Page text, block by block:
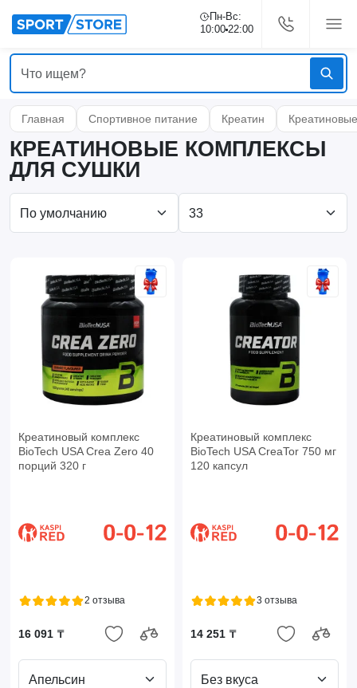
Пн-Вс:
10:00 22:00
Главная Спортивное питание Креатин
КРЕАТИНОВЫЕ КОМПЛЕКСЫ
ДЛЯ СУШКИ
Креатиновый комплекс
BioTech USA Crea Zero 40
порций 320 г
2 отзыва
16 091 ₸
Апельсин
Креатиновый комплекс
BioTech USA CreaTor 750 мг
120 капсул
3 отзыва
14 251 ₸
Без вкуса